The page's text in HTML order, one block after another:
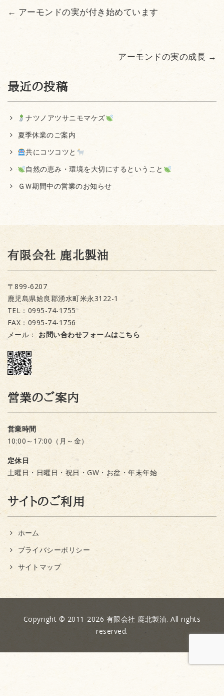
← アーモンドの実が付き始めています
アーモンドの実の成長 →
最近の投稿
ナツノアツサニモマケズ
夏季休業のご案内
共にコツコツと
自然の恵み・環境を大切にするということ
ＧＷ期間中の営業のお知らせ
有限会社 鹿北製油
〒899-6207
鹿児島県姶良郡湧水町米永3122-1
TEL：0995-74-1755
FAX：0995-74-1756
メール： お問い合わせフォームはこちら
営業のご案内
営業時間
10:00～17:00（月～金）
定休日
土曜日・日曜日・祝日・GW・お盆・年末年始
サイトのご利用
ホーム
プライバシーポリシー
サイトマップ
Copyright © 2011-2026 有限会社 鹿北製油. All rights
reserved.